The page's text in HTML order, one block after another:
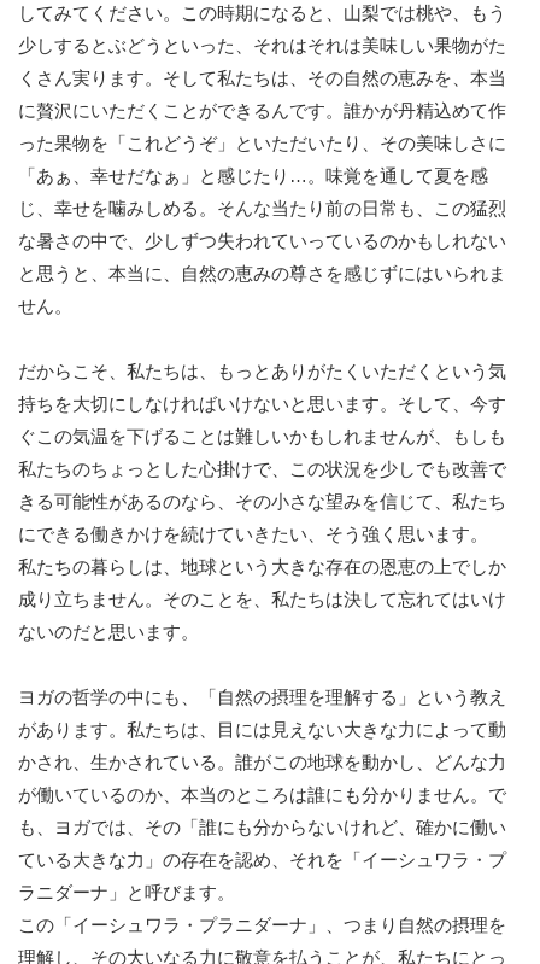
してみてください。この時期になると、山梨では桃や、もう
少しするとぶどうといった、それはそれは美味しい果物がた
くさん実ります。そして私たちは、その自然の恵みを、本当
に贅沢にいただくことができるんです。誰かが丹精込めて作
った果物を「これどうぞ」といただいたり、その美味しさに
「あぁ、幸せだなぁ」と感じたり…。味覚を通して夏を感
じ、幸せを噛みしめる。そんな当たり前の日常も、この猛烈
な暑さの中で、少しずつ失われていっているのかもしれない
と思うと、本当に、自然の恵みの尊さを感じずにはいられま
せん。
だからこそ、私たちは、もっとありがたくいただくという気
持ちを大切にしなければいけないと思います。そして、今す
ぐこの気温を下げることは難しいかもしれませんが、もしも
私たちのちょっとした心掛けで、この状況を少しでも改善で
きる可能性があるのなら、その小さな望みを信じて、私たち
にできる働きかけを続けていきたい、そう強く思います。
私たちの暮らしは、地球という大きな存在の恩恵の上でしか
成り立ちません。そのことを、私たちは決して忘れてはいけ
ないのだと思います。
ヨガの哲学の中にも、「自然の摂理を理解する」という教え
があります。私たちは、目には見えない大きな力によって動
かされ、生かされている。誰がこの地球を動かし、どんな力
が働いているのか、本当のところは誰にも分かりません。で
も、ヨガでは、その「誰にも分からないけれど、確かに働い
ている大きな力」の存在を認め、それを「イーシュワラ・プ
ラニダーナ」と呼びます。
この「イーシュワラ・プラニダーナ」、つまり自然の摂理を
理解し、その大いなる力に敬意を払うことが、私たちにとっ